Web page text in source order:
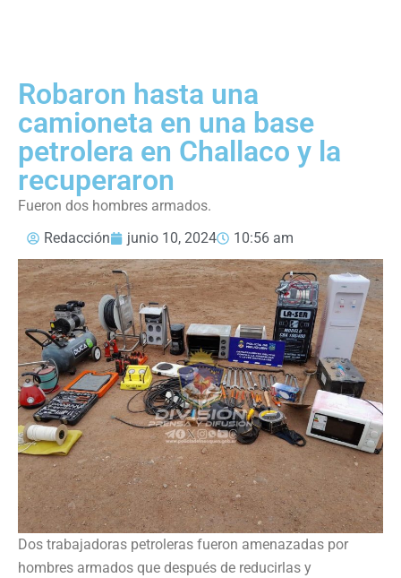
Robaron hasta una
camioneta en una base
petrolera en Challaco y la
recuperaron
Fueron dos hombres armados.
Redacción
junio 10, 2024 10:56 am
Dos trabajadoras petroleras fueron amenazadas por
hombres armados que después de reducirlas y